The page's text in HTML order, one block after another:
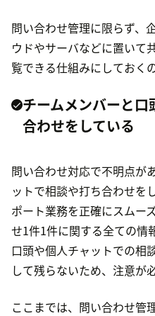
問い合わせ管理に限らず、
ウドやサーバなどに置いて
覧できる仕組みにしておく
チームメンバーと
合わせをしている
問い合わせ対応で不明点が
ットで相談や打ち合わせを
ポート業務を正確にスムー
せ1件1件に関する全ての情
口頭や個人チャットでの相
して残らないため、注意が
ここまでは、問い合わせ管